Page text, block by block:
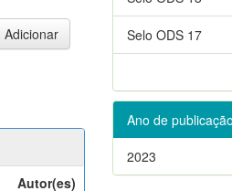
Autor(es)
Selo ODS 17
Ano de publicação
2023